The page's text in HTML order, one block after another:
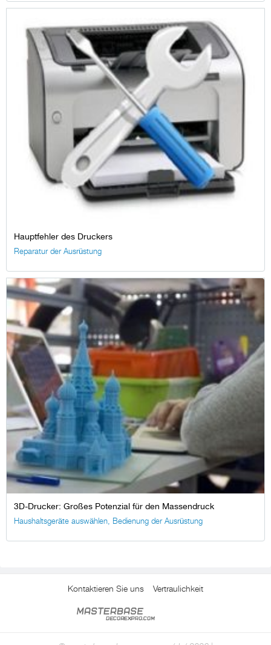
Hauptfehler des Druckers
Reparatur der Ausrüstung
3D-Drucker: Großes Potenzial für den Massendruck
Haushaltsgeräte auswählen, Bedienung der Ausrüstung
Kontaktieren Sie uns Vertraulichkeit